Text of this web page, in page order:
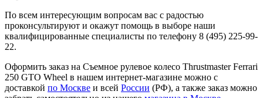
По всем интересующим вопросам вас с радостью
проконсультируют и окажут помощь в выборе наши
квалифицированные специалисты по телефону 8 (495) 225-99-
22.
Оформить заказ на Съемное рулевое колесо Thrustmaster Ferrari
250 GTO Wheel в нашем интернет-магазине можно с
доставкой по Москве и всей России (РФ), а также заказ можно